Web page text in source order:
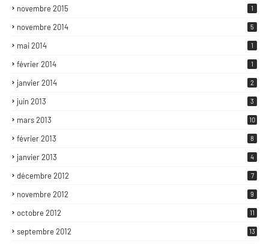
novembre 2015 1
novembre 2014 5
mai 2014 1
février 2014 1
janvier 2014 2
juin 2013 3
mars 2013 10
février 2013 8
janvier 2013 4
décembre 2012 7
novembre 2012 9
octobre 2012 11
septembre 2012 13